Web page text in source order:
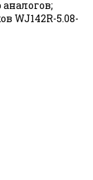
WJ142R-5.08-